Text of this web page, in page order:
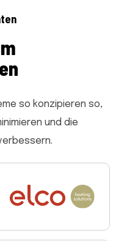
m
en
so konzipieren so,
und die